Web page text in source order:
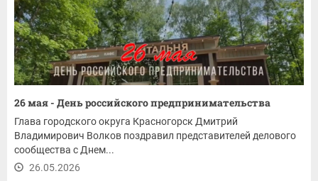
26 мая - День российского предпринимательства
Глава городского округа Красногорск Дмитрий
Владимирович Волков поздравил представителей делового
сообщества с Днем...
26.05.2026